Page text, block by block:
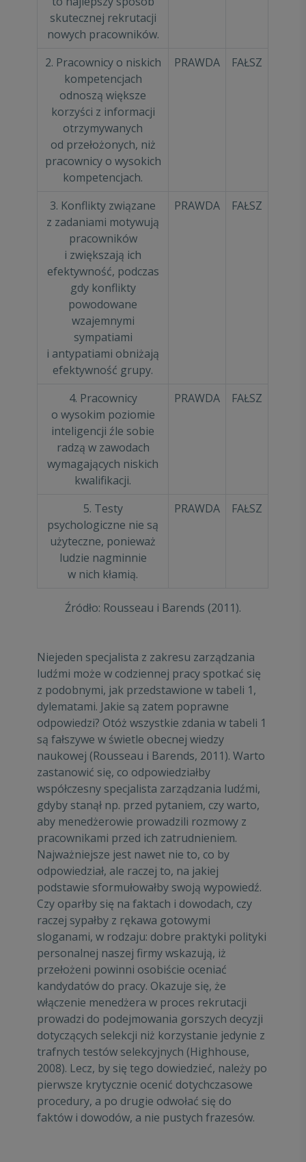
skutecznej rekrutacji
nowych pracowników.
2. Pracownicy o niskich
kompetencjach
odnoszą większe
korzyści z informacji
otrzymywanych
od przełożonych, niż
pracownicy o wysokich
kompetencjach.
PRAWDA FAŁSZ
3. Konflikty związane
z zadaniami motywują
pracowników
i zwiększają ich
efektywność, podczas
gdy konflikty
powodowane
wzajemnymi
sympatiami
i antypatiami obniżają
efektywność grupy.
PRAWDA FAŁSZ
4. Pracownicy
o wysokim poziomie
inteligencji źle sobie
radzą w zawodach
wymagających niskich
kwalifikacji.
PRAWDA FAŁSZ
5. Testy
psychologiczne nie są
użyteczne, ponieważ
ludzie nagminnie
w nich kłamią.
PRAWDA FAŁSZ
Źródło: Rousseau i Barends (2011).
Niejeden specjalista z zakresu zarządzania
ludźmi może w codziennej pracy spotkać się
z podobnymi, jak przedstawione w tabeli 1,
dylematami. Jakie są zatem poprawne
odpowiedzi? Otóż wszystkie zdania w tabeli 1
są fałszywe w świetle obecnej wiedzy
naukowej (Rousseau i Barends, 2011). Warto
zastanowić się, co odpowiedziałby
współczesny specjalista zarządzania ludźmi,
gdyby stanął np. przed pytaniem, czy warto,
aby menedżerowie prowadzili rozmowy z
pracownikami przed ich zatrudnieniem.
Najważniejsze jest nawet nie to, co by
odpowiedział, ale raczej to, na jakiej
podstawie sformułowałby swoją wypowiedź.
Czy oparłby się na faktach i dowodach, czy
raczej sypałby z rękawa gotowymi
sloganami, w rodzaju: dobre praktyki polityki
personalnej naszej firmy wskazują, iż
przełożeni powinni osobiście oceniać
kandydatów do pracy. Okazuje się, że
włączenie menedżera w proces rekrutacji
prowadzi do podejmowania gorszych decyzji
dotyczących selekcji niż korzystanie jedynie z
trafnych testów selekcyjnych (Highhouse,
2008). Lecz, by się tego dowiedzieć, należy po
pierwsze krytycznie ocenić dotychczasowe
procedury, a po drugie odwołać się do
faktów i dowodów, a nie pustych frazesów.